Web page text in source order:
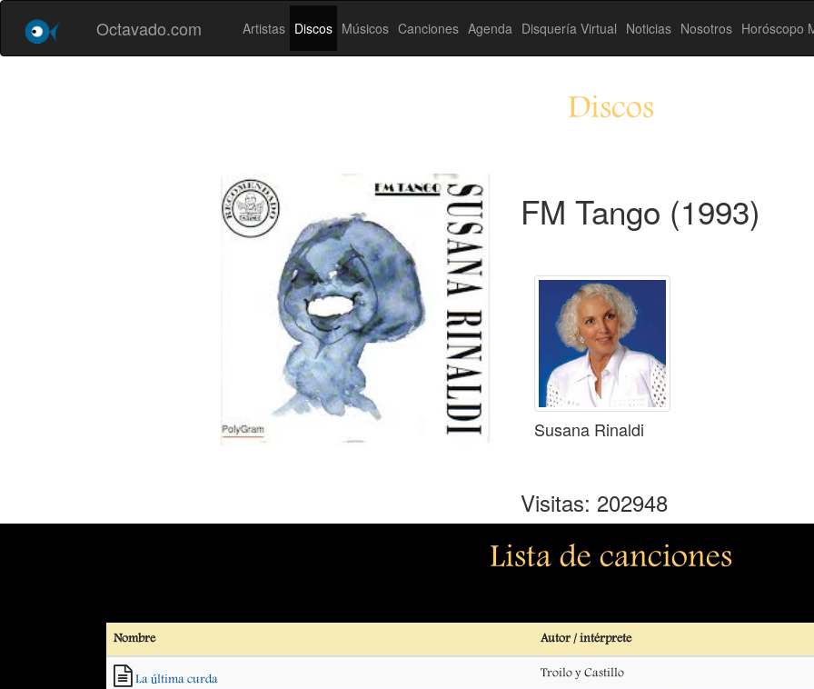
Octavado.com Artistas Discos Músicos Canciones Agenda Disquería Virtual Noticias Nosotros Horóscopo
Discos
FM Tango (1993)
Susana Rinaldi
Visitas: 202948
Lista de canciones
Nombre Autor / intérprete
La última curda Troilo y Castillo